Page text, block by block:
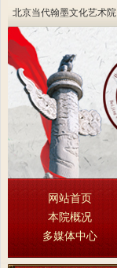
北京当代翰墨文化艺术院
网站首页
本院概况
多媒体中心